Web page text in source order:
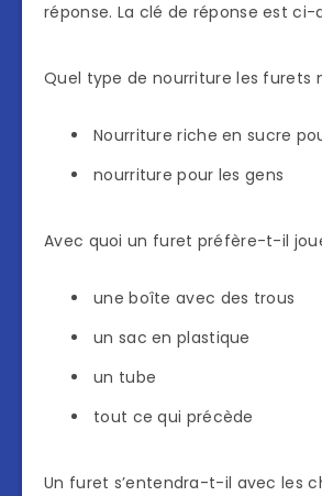
réponse. La clé de réponse est ci-
Quel type de nourriture les furets
Nourriture riche en sucre
nourriture pour les gens
Avec quoi un furet préfère-t-il
une boîte avec des trous
un sac en plastique
un tube
tout ce qui précède
Un furet s’entendra-t-il avec les